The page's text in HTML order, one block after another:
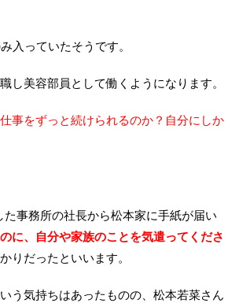
入っていたそうです。
し美容部員として働くようになります。
仕事をずっと続けられるのか？自分にしか
事務所の社長から松本家に手紙が届い
に、自分や家族のことを気遣ってくださ
りだったといいます。
う気持ちはあったものの、松本若菜さん